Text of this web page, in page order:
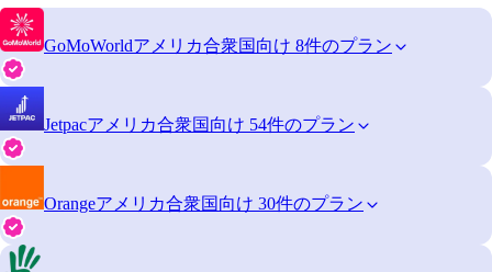
GoMoWorldアメリカ合衆国向け 8件のプラン
Jetpacアメリカ合衆国向け 54件のプラン
Orangeアメリカ合衆国向け 30件のプラン